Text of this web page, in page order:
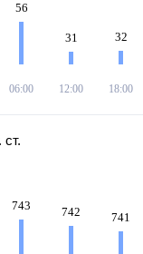
56
06:00
31
12:00
32
18:00
743 742 741